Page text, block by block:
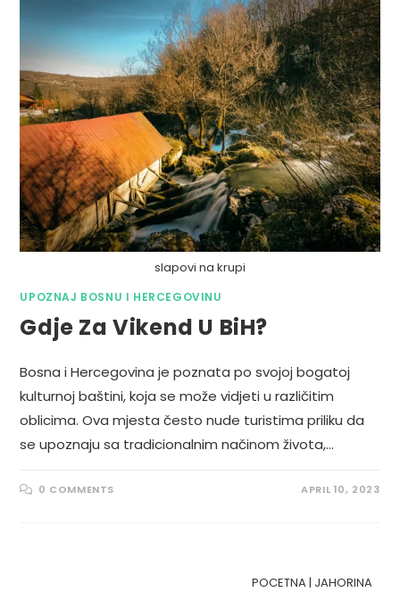
slapovi na krupi
UPOZNAJ BOSNU I HERCEGOVINU
Gdje Za Vikend U BiH?
Bosna i Hercegovina je poznata po svojoj bogatoj
kulturnoj baštini, koja se može vidjeti u različitim
oblicima. Ova mjesta često nude turistima priliku da
se upoznaju sa tradicionalnim načinom života,…
0 COMMENTS APRIL 10, 2023
POCETNA | JAHORINA